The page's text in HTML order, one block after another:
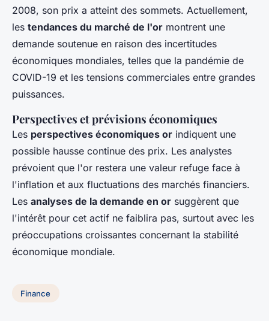
2008, son prix a atteint des sommets. Actuellement,
les tendances du marché de l'or montrent une
demande soutenue en raison des incertitudes
économiques mondiales, telles que la pandémie de
COVID-19 et les tensions commerciales entre grandes
puissances.
Perspectives et prévisions économiques
Les perspectives économiques or indiquent une
possible hausse continue des prix. Les analystes
prévoient que l'or restera une valeur refuge face à
l'inflation et aux fluctuations des marchés financiers.
Les analyses de la demande en or suggèrent que
l'intérêt pour cet actif ne faiblira pas, surtout avec les
préoccupations croissantes concernant la stabilité
économique mondiale.
Finance